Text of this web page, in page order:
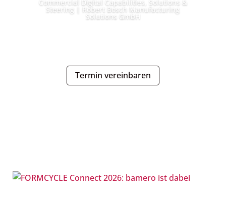
Commercial Digital Capabilities, Solutions &
Steering | Robert Bosch Manufacturing
Solutions GmbH
Termin vereinbaren